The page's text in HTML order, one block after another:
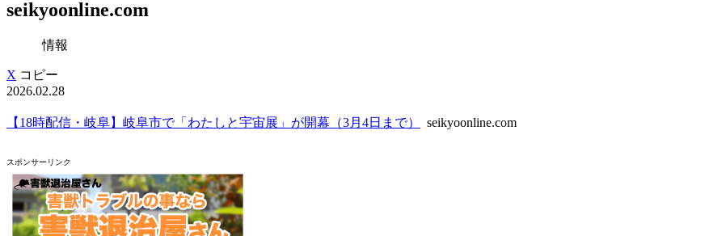
seikyoonline.com
情報
X コピー
2026.02.28
【18時配信・岐阜】岐阜市で「わたしと宇宙展」が開幕（3月4日まで） seikyoonline.com
スポンサーリンク